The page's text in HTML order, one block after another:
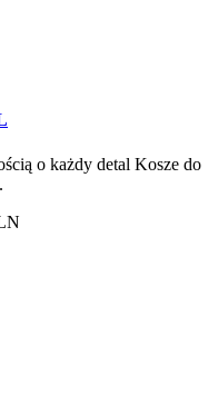
o każdy detal Kosze do